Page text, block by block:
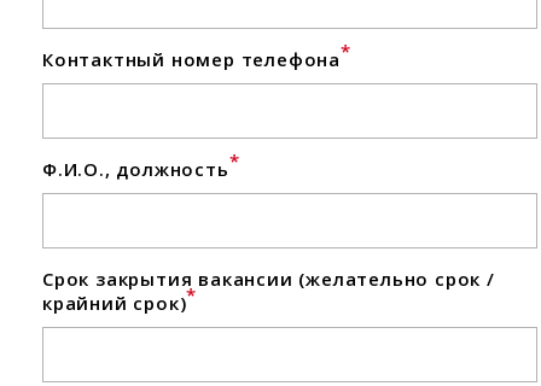
Контактный номер телефона*
Ф.И.О., должность*
Срок закрытия вакансии (желательно срок /
крайний срок)*